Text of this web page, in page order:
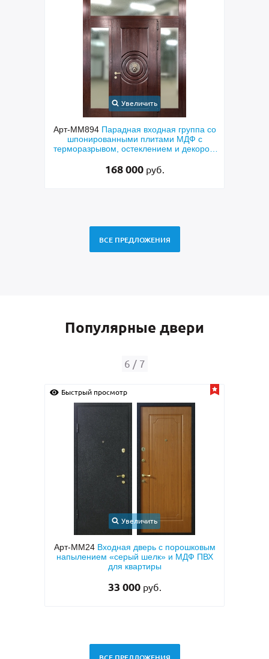
Увеличить
Арт-ММ507Входная металлическая
дверь с отделкой фрезерованными
панелями МДФ цвета графит с двух
33 000руб.
ВСЕ ПРЕДЛОЖЕНИЯ
Популярные двери
7 / 7
Быстрый просмотр
Увеличить
Арт-ММ49 Белая входная дверь с МДФ с
двух сторон и шумоизоляцией